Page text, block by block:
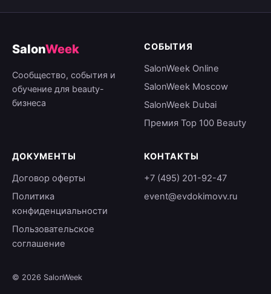
SalonWeek
Сообщество, события и
обучение для beauty-
бизнеса
СОБЫТИЯ
SalonWeek Online
SalonWeek Moscow
SalonWeek Dubai
Премия Top 100 Beauty
ДОКУМЕНТЫ
Договор оферты
Политика
конфиденциальности
Пользовательское
соглашение
КОНТАКТЫ
+7 (495) 201-92-47
event@evdokimovv.ru
© 2026 SalonWeek